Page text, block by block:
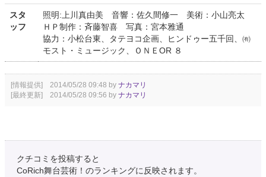
スタ
ッフ
照明:上川真由美 音響：佐久間修一 美術：小山亮太
ＨＰ制作：斉藤智喜 写真：宮本雅通
協力：小松台東、タテヨコ企画、ヒンドゥー五千回、㈲
モスト・ミュージック、ＯＮＥOR ８
[情報提供] 2014/05/28 09:48 by ナカマリ
[最終更新] 2014/05/28 09:56 by ナカマリ
クチコミを投稿すると
CoRich舞台芸術！のランキングに反映されます。